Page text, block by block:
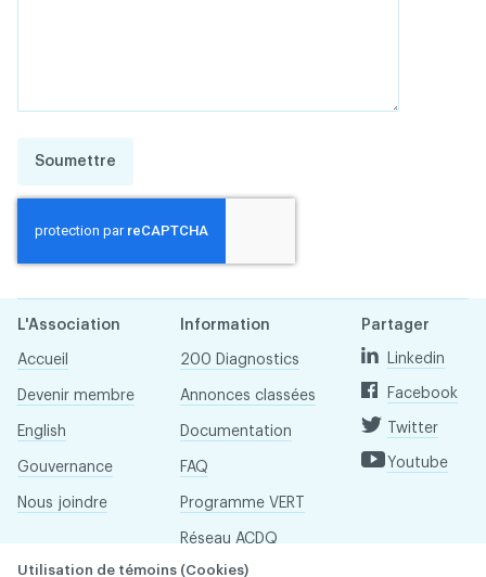
Soumettre
L'Association
Accueil
Devenir membre
English
Gouvernance
Nous joindre
Information
200 Diagnostics
Annonces classées
Documentation
FAQ
Programme VERT
Réseau ACDQ
Partager
Linkedin
Facebook
Twitter
Youtube
Utilisation de témoins (Cookies)